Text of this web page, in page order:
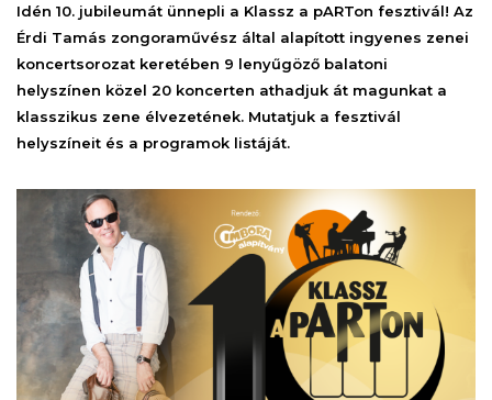
Idén 10. jubileumát ünnepli a Klassz a pARTon fesztivál! Az
Érdi Tamás zongoraművész által alapított ingyenes zenei
koncertsorozat keretében 9 lenyűgöző balatoni
helyszínen közel 20 koncerten athadjuk át magunkat a
klasszikus zene élvezetének. Mutatjuk a fesztivál
helyszíneit és a programok listáját.